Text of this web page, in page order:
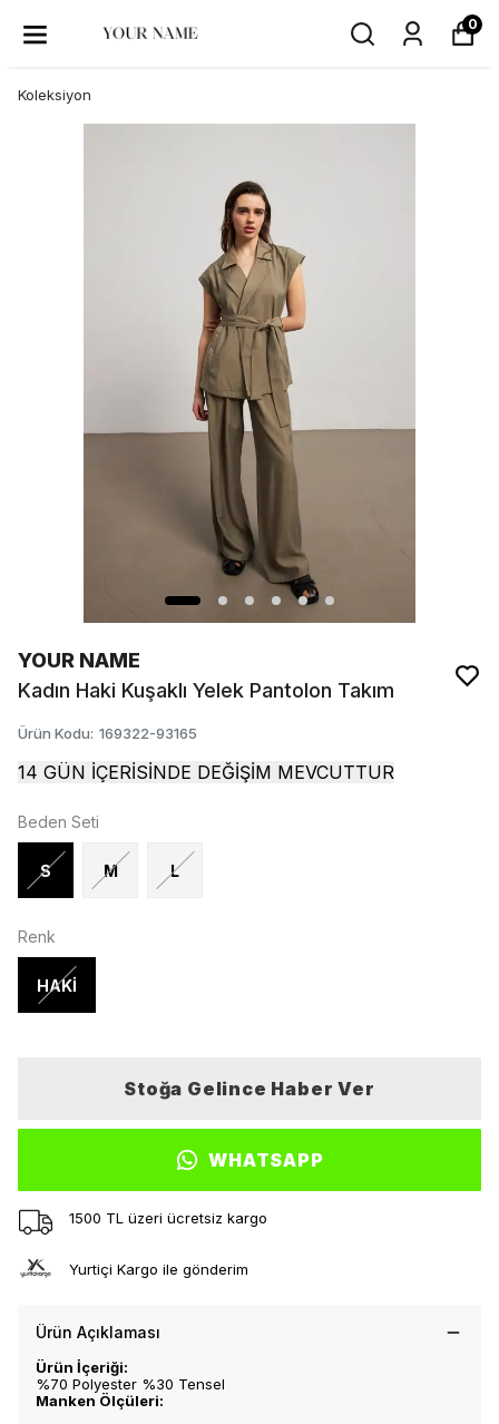
0
Koleksiyon
YOUR NAME
Kadın Haki Kuşaklı Yelek Pantolon Takım
Ürün Kodu: 169322-93165
14 GÜN İÇERİSİNDE DEĞİŞİM MEVCUTTUR
Beden Seti
S M L
Renk
HAKİ
Stoğa Gelince Haber Ver
WHATSAPP
1500 TL üzeri ücretsiz kargo
Yurtiçi Kargo ile gönderim
Ürün Açıklaması
Ürün İçeriği:
%70 Polyester %30 Tensel
Manken Ölçüleri: